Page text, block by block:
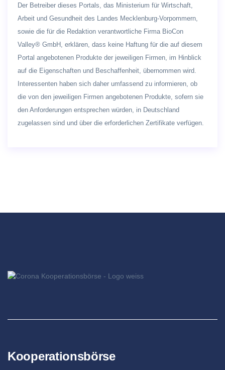
Der Betreiber dieses Portals, das Ministerium für Wirtschaft,
Arbeit und Gesundheit des Landes Mecklenburg-Vorpommern,
sowie die für die Redaktion verantwortliche Firma BioCon
Valley® GmbH, erklären, dass keine Haftung für die auf diesem
Portal angebotenen Produkte der jeweiligen Firmen, im Hinblick
auf die Eigenschaften und Beschaffenheit, übernommen wird.
Interessenten haben sich daher umfassend zu informieren, ob
die von den jeweiligen Firmen angebotenen Produkte, sofern sie
den Anforderungen entsprechen würden, in Deutschland
zugelassen sind und über die erforderlichen Zertifikate verfügen.
Kooperationsbörse